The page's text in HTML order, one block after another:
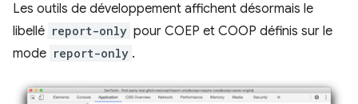
Les outils de développement affichent désormais le
libellé report-only pour COEP et COOP définis sur le
mode report-only .